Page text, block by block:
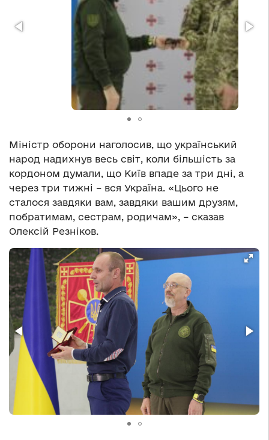
Міністр оборони наголосив, що український
народ надихнув весь світ, коли більшість за
кордоном думали, що Київ впаде за три дні, а
через три тижні – вся Україна. «Цього не
сталося завдяки вам, завдяки вашим друзям,
побратимам, сестрам, родичам», – сказав
Олексій Резніков.